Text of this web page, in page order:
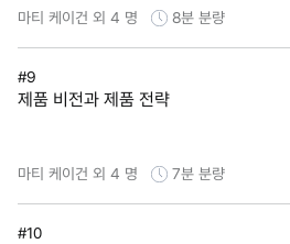
마티 케이건 외 4 명 8분 분량
#9
제품 비전과 제품 전략
마티 케이건 외 4 명 7분 분량
#10